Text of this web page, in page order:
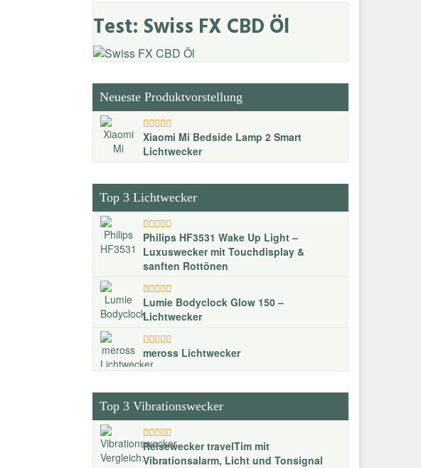
Test: Swiss FX CBD Öl
Neueste Produktvorstellung
Xiaomi Mi Bedside Lamp 2 Smart
Lichtwecker
Top 3 Lichtwecker
Philips HF3531 Wake Up Light –
Luxuswecker mit Touchdisplay &
sanften Rottönen
Lumie Bodyclock Glow 150 –
Lichtwecker
meross Lichtwecker
Top 3 Vibrationswecker
Reisewecker travelTim mit
Vibrationsalarm, Licht und Tonsignal